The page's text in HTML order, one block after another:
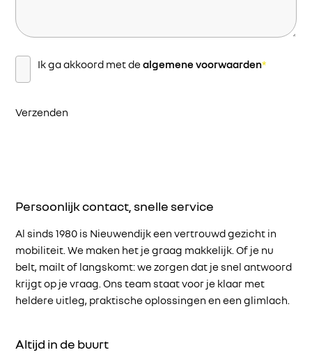
Instemming*
Ik ga akkoord met dealgemene voorwaarden*
Verzenden
Persoonlijk contact, snelle service
Al sinds 1980 is Nieuwendijk een vertrouwd gezicht in
mobiliteit. We maken het je graag makkelijk. Of je nu
belt, mailt of langskomt: we zorgen dat je snel antwoord
krijgt op je vraag. Ons team staat voor je klaar met
heldere uitleg, praktische oplossingen en een glimlach.
Altijd in de buurt